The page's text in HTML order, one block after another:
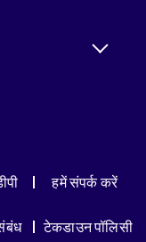
हमें संपर्क करें
टेकडाउन पॉलिसी